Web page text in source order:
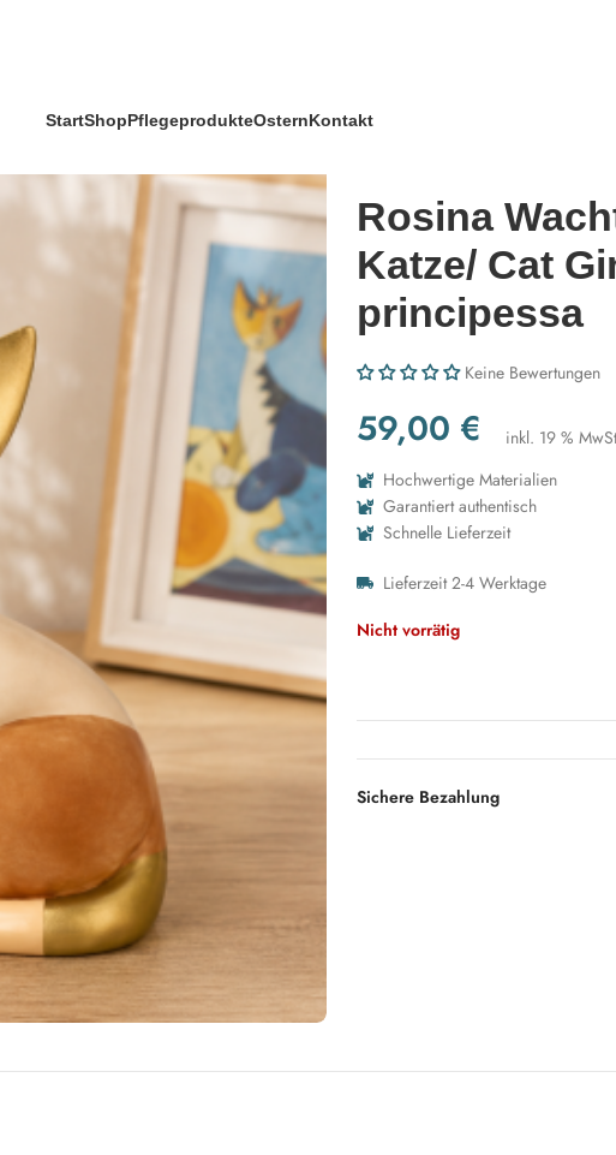
StartShopPflegeprodukteOsternKontakt
Rosina
Katze/ Cat
principessa
Keine Bewertungen
59,00 € inkl. 19 %
Hochwertige Materialien
Garantiert authentisch
Schnelle Lieferzeit
Lieferzeit 2-4 Werktage
Nicht vorrätig
Sichere Bezahlung